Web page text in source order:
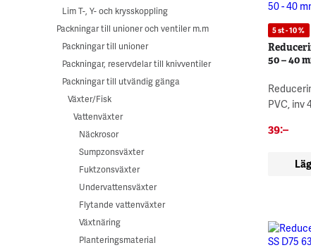
Lim T-, Y- och krysskoppling
Packningar till unioner och ventiler m.m
Packningar till unioner
Packningar, reservdelar till knivventiler
Packningar till utvändig gänga
Växter/Fisk
Vattenväxter
Näckrosor
Sumpzonsväxter
Fuktzonsväxter
Undervattensväxter
Flytande vattenväxter
Växtnäring
Planteringsmaterial
5 st - 10 %
50 – 40
PVC, inv
39:–